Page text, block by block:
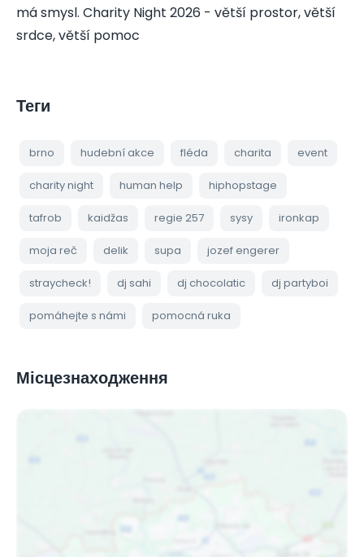
má smysl. Charity Night 2026 - větší prostor, větší
srdce, větší pomoc
Теги
brno hudební akce fléda charita event
charity night human help hiphopstage
tafrob kaidžas regie 257 sysy ironkap
moja reč delik supa jozef engerer
straycheck! dj sahi dj chocolatic dj partyboi
pomáhejte s námi pomocná ruka
Місцезнаходження